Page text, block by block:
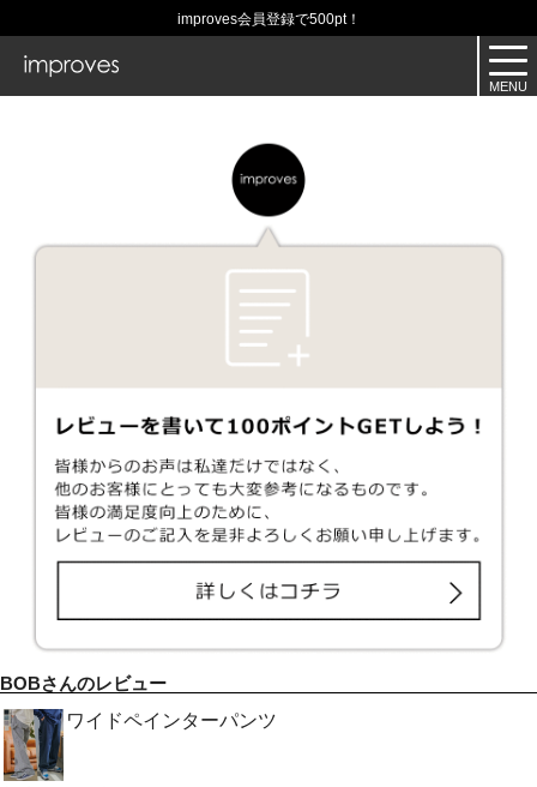
improves会員登録で500pt！
BOBさんのレビュー
ワイドペインターパンツ